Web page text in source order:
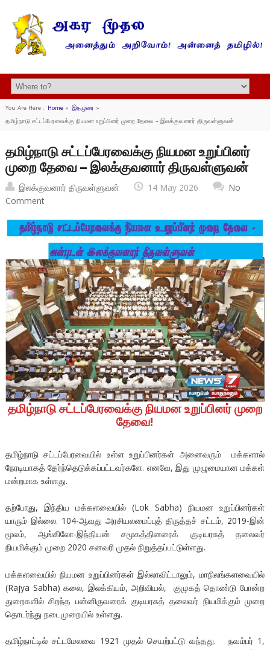
You Are Here : Home» இதழுரை »
தமிழ்நாடு சட்டப்பேரவைக்கு நியமன உறுப்பினர் முறை தேவை – இலக்குவனார் திருவள்ளுவன்
தமிழ்நாடு சட்டப்பேரவைக்கு நியமன உறுப்பினர்
முறை தேவை – இலக்குவனார் திருவள்ளுவன்
இலக்குவனார் திருவள்ளுவன் 14 May 2026
No
Comment
தமிழ்நாடு சட்டப்பேரவைக்கு நியமன உறுப்பினர் முறை
தேவை!
தமிழ்நாடு சட்டப்பேரவையில் உள்ள உறுப்பினர்கள் அனைவரும் மக்களால்
நேரடியாகத் தேர்ந்தெடுக்கப்பட்டவர்களே. எனவே, இது முழுமையான மக்கள்
மன்றமாக உள்ளது.
தற்போது, இந்திய மக்களவையில் (Lok Sabha) நியமன உறுப்பினர்கள்
யாரும் இல்லை. 104-ஆவது அரசியலமைப்புத் திருத்தச் சட்டம், 2019-இன்
மூலம், ஆங்கிலோ-இந்தியன் சமூகத்தினரைக் குடியரசுத் தலைவர்
நியமிக்கும் முறை 2020 சனவரி முதல் நிறுத்தப்பட்டுள்ளது.
மக்களவையில் நியமன உறுப்பினர்கள் இல்லாவிட்டாலும், மாநிலங்களவையில்
(Rajya Sabha) கலை, இலக்கியம், அறிவியல், குமுகத் தொண்டு போன்ற
துறைகளில் சிறந்த பன்னிருவரைக் குடியரசுத் தலைவர் நியமிக்கும் முறை
தொடர்ந்து நடைமுறையில் உள்ளது.
தமிழ்நாட்டில் சட்டமேலவை 1921 முதல் செயற்பட்டு வந்தது. நவம்பர் 1,